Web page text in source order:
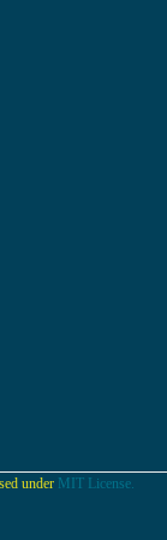
under MIT License.